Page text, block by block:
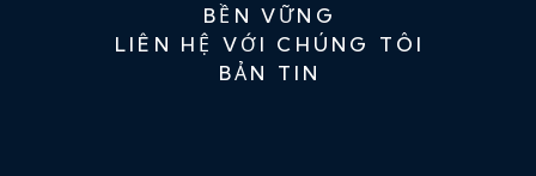
BỀN VỮNG
LIÊN HỆ VỚI CHÚNG TÔI
BẢN TIN